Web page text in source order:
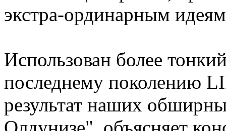
экстра-ординарным
Использован более
последнему поколению
результат наших